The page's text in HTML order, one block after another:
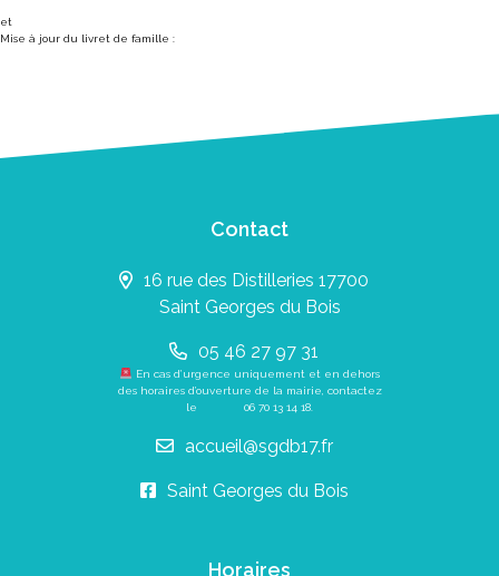
et
Mise à jour du livret de famille :
Contact
16 rue des Distilleries 17700
Saint Georges du Bois
05 46 27 97 31
En cas d’urgence uniquement et en dehors
des horaires d’ouverture de la mairie, contactez
le 06 70 13 14 18
accueil@sgdb17.fr
Saint Georges du Bois
Horaires